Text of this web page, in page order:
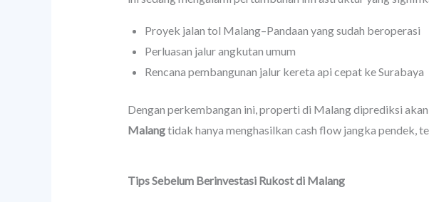
Proyek jalan tol Malang–Pandaan yang sudah beroperasi
Perluasan jalur angkutan umum
Rencana pembangunan jalur kereta api cepat ke Surabaya
Dengan perkembangan ini, properti di Malang diprediksi
Malangtidak hanya menghasilkan cash flow jangka pendek,
Tips Sebelum Berinvestasi Rukost di Malang